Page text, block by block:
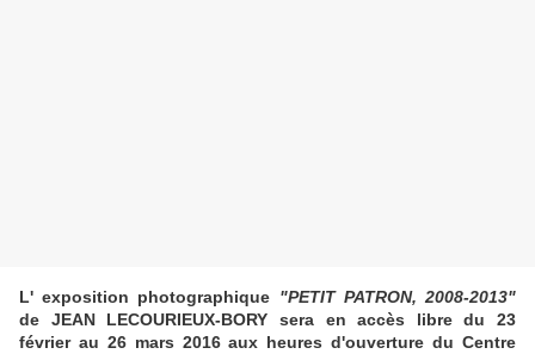
L' exposition photographique "PETIT PATRON, 2008-2013"
de JEAN LECOURIEUX-BORY sera en accès libre du 23
février au 26 mars 2016 aux heures d'ouverture du Centre